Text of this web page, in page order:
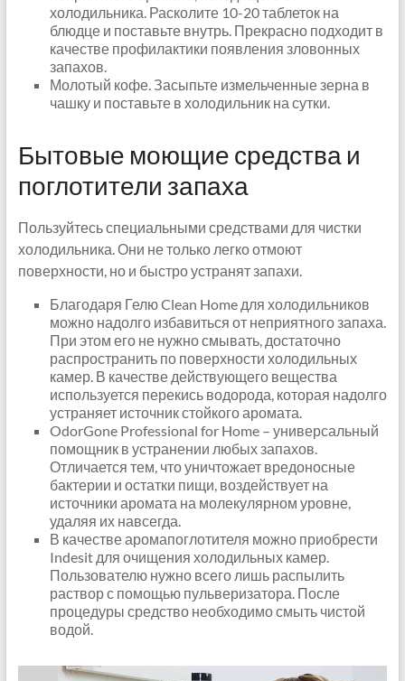
холодильника. Расколите 10-20 таблеток на
блюдце и поставьте внутрь. Прекрасно подходит в
качестве профилактики появления зловонных
запахов.
Молотый кофе. Засыпьте измельченные зерна в
чашку и поставьте в холодильник на сутки.
Бытовые моющие средства и
поглотители запаха
Пользуйтесь специальными средствами для чистки
холодильника. Они не только легко отмоют
поверхности, но и быстро устранят запахи.
Благодаря Гелю Clean Home для холодильников
можно надолго избавиться от неприятного запаха.
При этом его не нужно смывать, достаточно
распространить по поверхности холодильных
камер. В качестве действующего вещества
используется перекись водорода, которая надолго
устраняет источник стойкого аромата.
OdorGone Professional for Home – универсальный
помощник в устранении любых запахов.
Отличается тем, что уничтожает вредоносные
бактерии и остатки пищи, воздействует на
источники аромата на молекулярном уровне,
удаляя их навсегда.
В качестве аромапоглотителя можно приобрести
Indesit для очищения холодильных камер.
Пользователю нужно всего лишь распылить
раствор с помощью пульверизатора. После
процедуры средство необходимо смыть чистой
водой.